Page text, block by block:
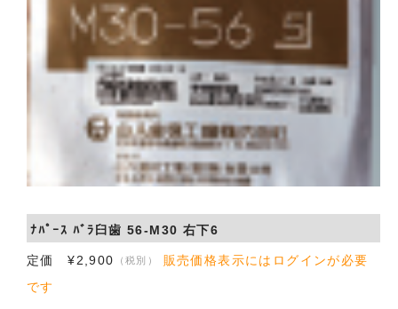
ﾅﾊﾟｰｽ ﾊﾞﾗ臼歯 56-M30 右下6
定価 ¥2,900 （税別）
販売価格表示にはログインが必要
です